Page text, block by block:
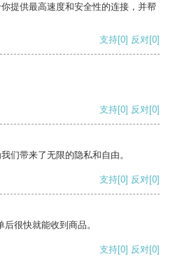
提供最高速度和安全性的连接，并帮
支持[0] 反对[0]
支持[0] 反对[0]
们带来了无限的隐私和自由。
支持[0] 反对[0]
很快就能收到商品。
支持[0] 反对[0]